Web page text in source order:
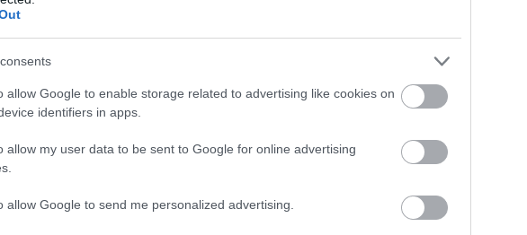
allow Google to enable storage related to advertising like cookies on
identifiers in apps.
allow my user data to be sent to Google for online advertising
allow Google to send me personalized advertising.
στο Λεβερκούζεν δεν υπάρχουν
απ’ ευθείας πτήσεις. Μπορείτε
το αεροδρόμιό του βρίσκεται περίπου 60 χλμ. μακριά.
ευθείας πτήση πρέπει να μείνετε περισσότερες ημέρες καθώς
ξεκινά από 305 ευρώ μετ’ επιστροφής.